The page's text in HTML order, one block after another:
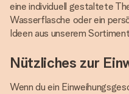
eine individuell gestaltete
Wasserflasche oder ein
Ideen aus unserem
Nützliches zur
Wenn du ein